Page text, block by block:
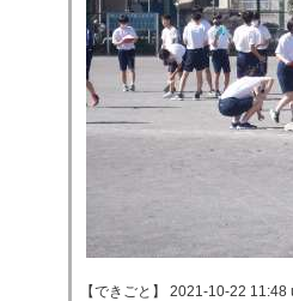
【できごと】 2021-10-22